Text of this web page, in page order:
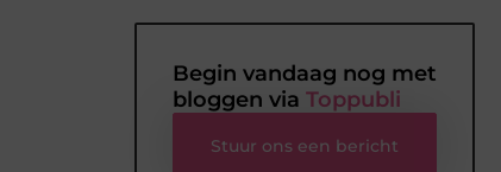
Begin vandaag nog met
bloggen via Toppubli
Stuur ons een bericht